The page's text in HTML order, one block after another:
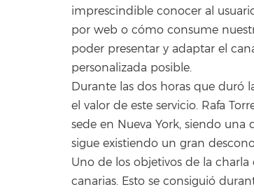
imprescindible conocer al
por web o cómo consume
poder presentar y adaptar el
personalizada posible.
Durante las dos horas que duró
el valor de este servicio. Rafa
sede en Nueva York, siendo
sigue existiendo un gran
Uno de los objetivos de la charla
canarias. Esto se consiguió